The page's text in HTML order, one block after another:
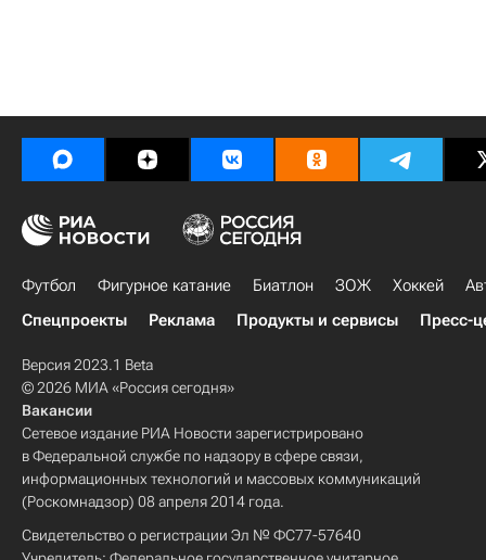
Футбол Фигурное катание Биатлон ЗОЖ Хоккей
Спецпроекты
Реклама Продукты и сервисы Пресс-
Версия 2023.1 Beta
© 2026 МИА «Россия сегодня»
Вакансии
Сетевое издание РИА Новости зарегистрировано
в Федеральной службе по надзору в сфере связи,
информационных технологий и массовых коммуникаций
(Роскомнадзор) 08 апреля 2014 года.
Свидетельство о регистрации Эл № ФС77-57640